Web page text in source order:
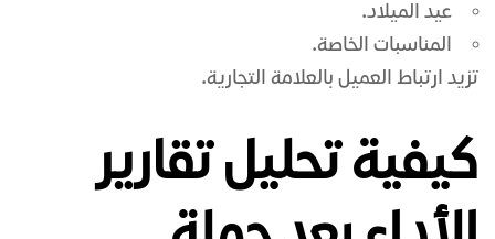
عيد الميلاد.
المناسبات الخاصة.
تزيد ارتباط العميل بالعلامة التجارية.
كيفية تحليل تقارير